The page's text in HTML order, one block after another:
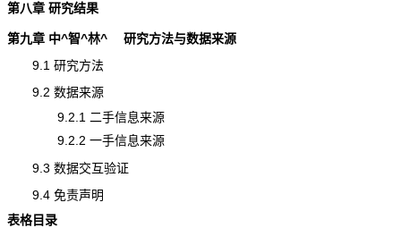
第八章 研究结果
第九章 中^智^林^ 研究方法与数据来源
9.1 研究方法
9.2 数据来源
9.2.1 二手信息来源
9.2.2 一手信息来源
9.3 数据交互验证
9.4 免责声明
表格目录